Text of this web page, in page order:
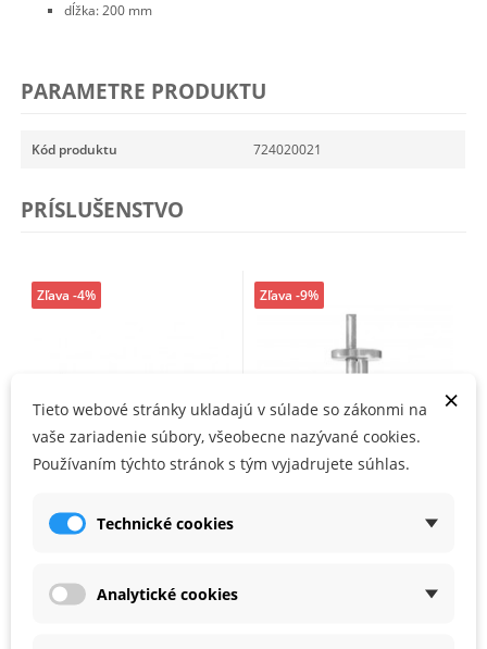
dĺžka: 200 mm
PARAMETRE PRODUKTU
Kód produktu 724020021
PRÍSLUŠENSTVO
Rigips rýchloskrutky 212
NA SKLADE
Zľava -4% Zľava -9%
×
Tieto webové stránky ukladajú v súlade so zákonmi na
vaše zariadenie súbory, všeobecne nazývané cookies.
Používaním týchto stránok s tým vyjadrujete súhlas.
Technické cookies
Analytické cookies